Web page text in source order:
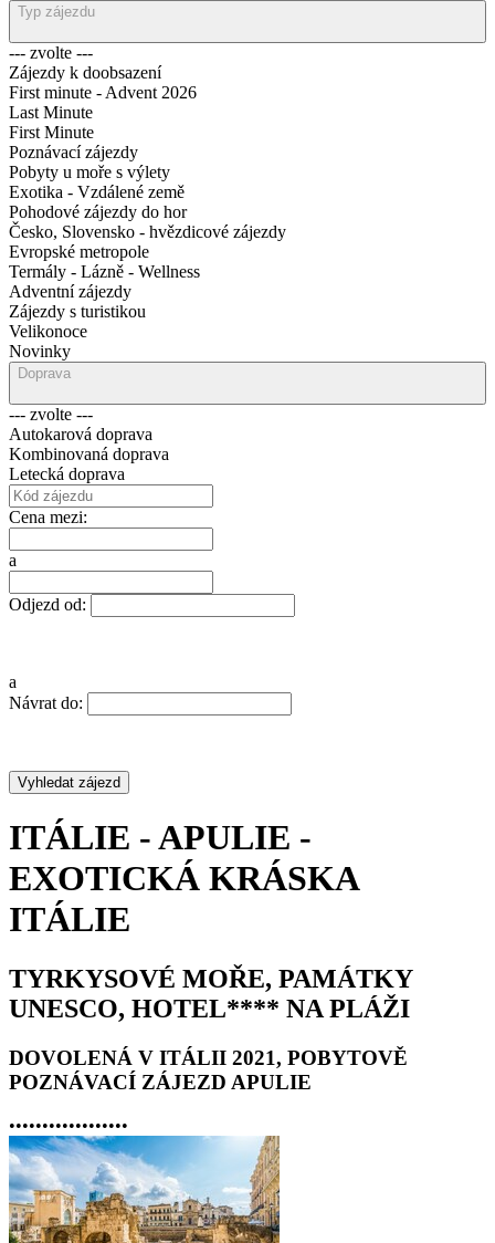
Typ zájezdu
--- zvolte ---
Zájezdy k doobsazení
First minute - Advent 2026
Last Minute
First Minute
Poznávací zájezdy
Pobyty u moře s výlety
Exotika - Vzdálené země
Pohodové zájezdy do hor
Česko, Slovensko - hvězdicové zájezdy
Evropské metropole
Termály - Lázně - Wellness
Adventní zájezdy
Zájezdy s turistikou
Velikonoce
Novinky
Doprava
--- zvolte ---
Autokarová doprava
Kombinovaná doprava
Letecká doprava
Cena mezi:
a
Odjezd od:
a
Návrat do:
ITÁLIE - APULIE -
EXOTICKÁ KRÁSKA
ITÁLIE
TYRKYSOVÉ MOŘE, PAMÁTKY
UNESCO, HOTEL**** NA PLÁŽI
DOVOLENÁ V ITÁLII 2021, POBYTOVĚ
POZNÁVACÍ ZÁJEZD APULIE
••••••••••••••••••